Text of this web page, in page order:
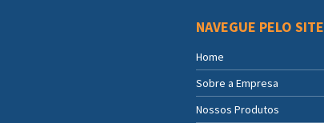
NAVEGUE PELO SITE
Home
Sobre a Empresa
Nossos Produtos